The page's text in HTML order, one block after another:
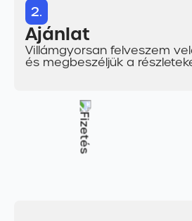
2.
Ajánlat
Villámgyorsan felveszem
és megbeszéljük a